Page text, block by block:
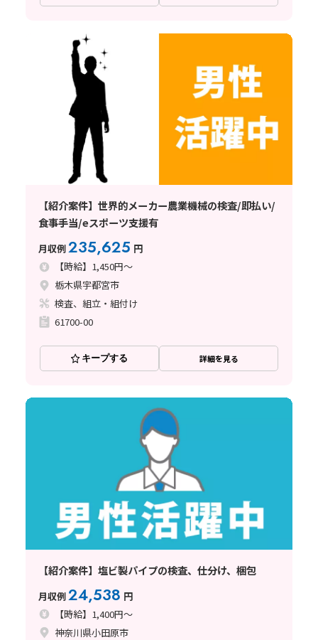
【紹介案件】世界的メーカー農業機械の検査/即払い/
食事手当/eスポーツ支援有
月収例235,625 円
【時給】1,450円～
栃木県宇都宮市
検査、組立・組付け
61700-00
キープする 詳細を見る
【紹介案件】塩ビ製パイプの検査、仕分け、梱包
月収例24,538 円
【時給】1,400円～
神奈川県小田原市